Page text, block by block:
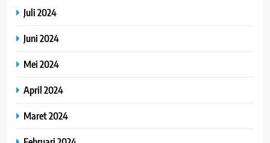
Juli 2024
Juni 2024
Mei 2024
April 2024
Maret 2024